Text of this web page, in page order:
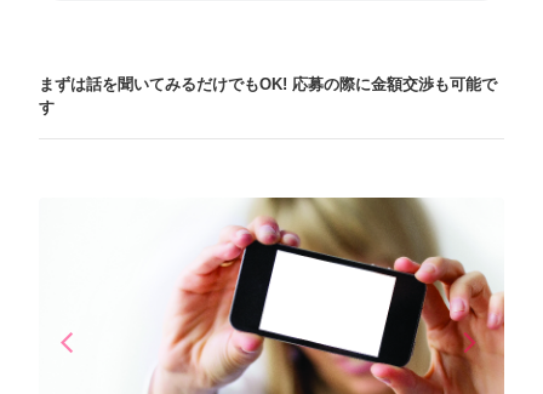
まずは話を聞いてみるだけでもOK! 応募の際に金額交渉も可能で
す
arrow_back_iosPrevious arrow_forward_iosNext